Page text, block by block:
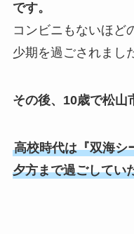
です。
コンビニもないほど
少期を過ごされまし
その後、10歳で松山
高校時代は『双海シ
夕方まで過ごしてい